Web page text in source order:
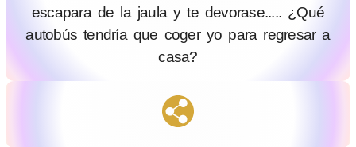
escapara de la jaula y te devorase..... ¿Qué
autobús tendría que coger yo para regresar a
casa?